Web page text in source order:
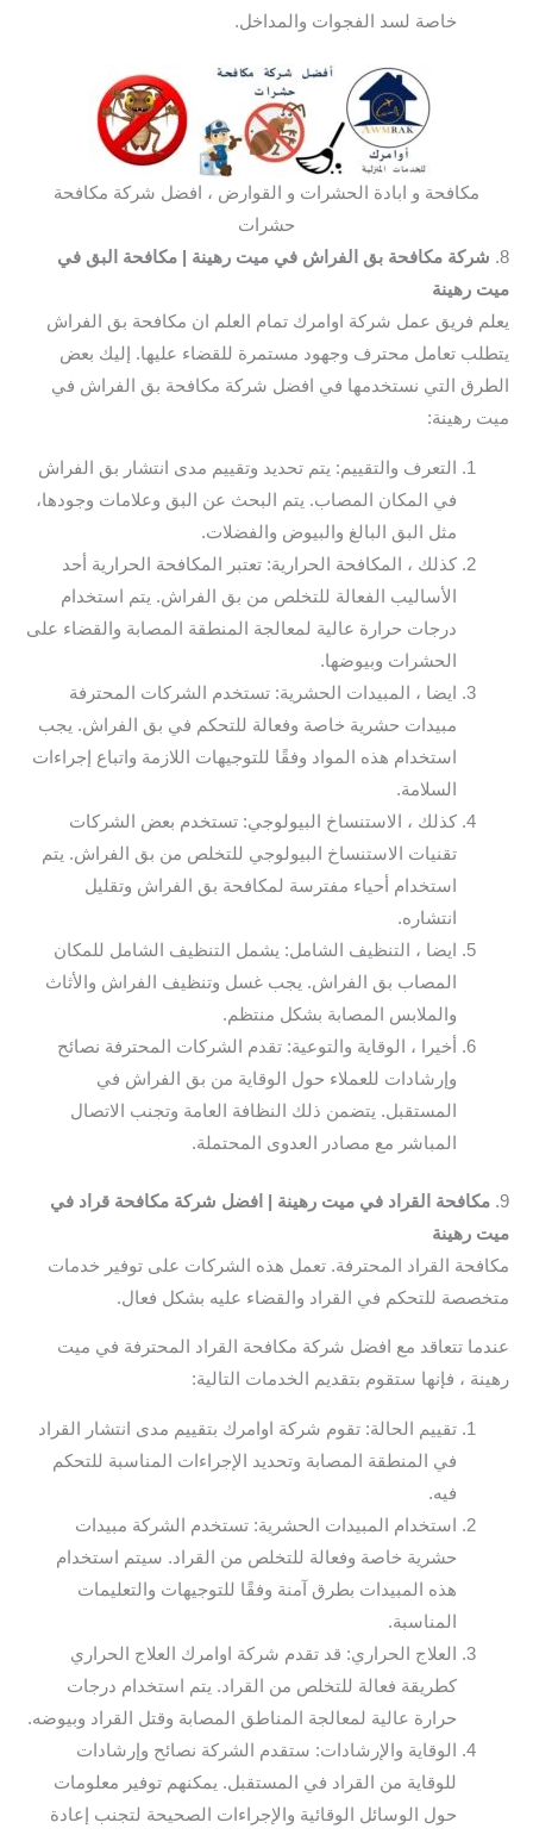
خاصة لسد الفجوات والمداخل.
مكافحة و ابادة الحشرات و القوارض ، افضل شركة مكافحة
حشرات
8. شركة مكافحة بق الفراش في ميت رهينة
| مكافحة البق في
ميت رهينة
يعلم فريق عمل شركة اوامرك تمام العلم ان مكافحة بق الفراش
يتطلب تعامل محترف وجهود مستمرة للقضاء عليها. إليك بعض
الطرق التي نستخدمها في افضل شركة مكافحة بق الفراش في
ميت رهينة:
التعرف والتقييم: يتم تحديد وتقييم مدى انتشار بق الفراش
في المكان المصاب. يتم البحث عن البق وعلامات وجودها،
مثل البق البالغ والبيوض والفضلات.
كذلك ، المكافحة الحرارية: تعتبر المكافحة الحرارية أحد
الأساليب الفعالة للتخلص من بق الفراش. يتم استخدام
درجات حرارة عالية لمعالجة المنطقة المصابة والقضاء على
الحشرات وبيوضها.
ايضا ، المبيدات الحشرية: تستخدم الشركات المحترفة
مبيدات حشرية خاصة وفعالة للتحكم في بق الفراش. يجب
استخدام هذه المواد وفقًا للتوجيهات اللازمة واتباع إجراءات
السلامة.
كذلك ، الاستنساخ البيولوجي: تستخدم بعض الشركات
تقنيات الاستنساخ البيولوجي للتخلص من بق الفراش. يتم
استخدام أحياء مفترسة لمكافحة بق الفراش وتقليل
انتشاره.
ايضا ، التنظيف الشامل: يشمل التنظيف الشامل للمكان
المصاب بق الفراش. يجب غسل وتنظيف الفراش والأثاث
والملابس المصابة بشكل منتظم.
أخيرا ، الوقاية والتوعية: تقدم الشركات المحترفة نصائح
وإرشادات للعملاء حول الوقاية من بق الفراش في
المستقبل. يتضمن ذلك النظافة العامة وتجنب الاتصال
المباشر مع مصادر العدوى المحتملة.
9. مكافحة القراد في ميت رهينة | افضل شركة مكافحة قراد في
ميت رهينة
مكافحة القراد المحترفة. تعمل هذه الشركات على توفير خدمات
متخصصة للتحكم في القراد والقضاء عليه بشكل فعال.
عندما تتعاقد مع افضل شركة مكافحة القراد المحترفة في ميت
رهينة ، فإنها ستقوم بتقديم الخدمات التالية:
تقييم الحالة: تقوم شركة اوامرك بتقييم مدى انتشار القراد
في المنطقة المصابة وتحديد الإجراءات المناسبة للتحكم
فيه.
استخدام المبيدات الحشرية: تستخدم الشركة مبيدات
حشرية خاصة وفعالة للتخلص من القراد. سيتم استخدام
هذه المبيدات بطرق آمنة وفقًا للتوجيهات والتعليمات
المناسبة.
العلاج الحراري: قد تقدم شركة اوامرك العلاج الحراري
كطريقة فعالة للتخلص من القراد. يتم استخدام درجات
حرارة عالية لمعالجة المناطق المصابة وقتل القراد وبيوضه.
الوقاية والإرشادات: ستقدم الشركة نصائح وإرشادات
للوقاية من القراد في المستقبل. يمكنهم توفير معلومات
حول الوسائل الوقائية والإجراءات الصحيحة لتجنب إعادة